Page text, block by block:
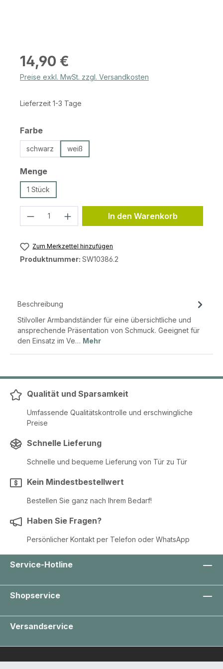
Regulärer Preis:
14,90 €
Preise exkl. MwSt. zzgl. Versandkosten
Lieferzeit 1-3 Tage
Farbeauswählen
schwarz weiß
Mengeauswählen
1 Stück
Produkt Anzahl: Gib den
In den Warenkorb
Zum Merkzettel hinzufügen
Produktnummer: SW10386.2
Beschreibung
Stilvoller Armbandständer für eine übersichtliche und
ansprechende Präsentation von Schmuck. Geeignet für
den Einsatz im Ve… Mehr
Qualität und Sparsamkeit
Umfassende Qualitätskontrolle und erschwingliche
Preise
Schnelle Lieferung
Schnelle und bequeme Lieferung von Tür zu Tür
Kein Mindestbestellwert
Bestellen Sie ganz nach Ihrem Bedarf!
Haben Sie Fragen?
Persönlicher Kontakt per Telefon oder WhatsApp
Service-Hotline
Shopservice
Versandservice